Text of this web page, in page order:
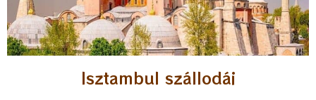
Isztambul szállodái